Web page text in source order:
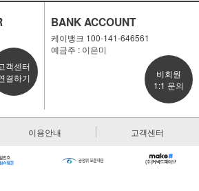
객센터
결하기
BANK ACCOUNT
케이뱅크 100-141-646561
예금주 : 이은미
비회원
1:1 문의
이용안내 고객센터